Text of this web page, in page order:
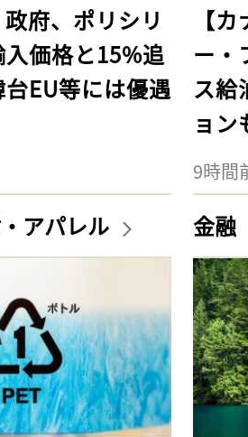
政府、ポリシリ
価格と15%追
EU等には優遇
【
ー・
ス給
ョン
9時間
アパレル 金融